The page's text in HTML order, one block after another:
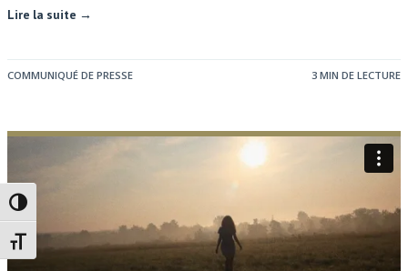
Passer en contraste élevé
Changer la taille de la police
Lire la suite →
COMMUNIQUÉ DE PRESSE 3 MIN DE LECTURE